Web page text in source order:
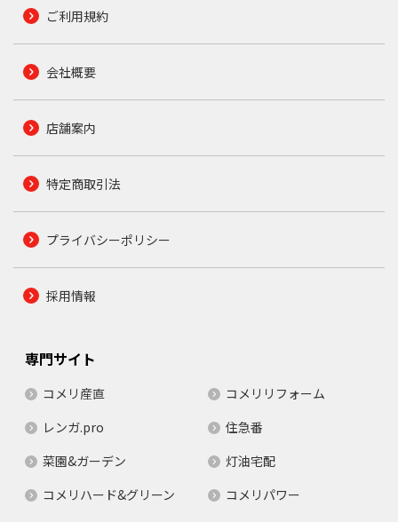
ご利用規約
会社概要
店舗案内
特定商取引法
プライバシーポリシー
採用情報
専門サイト
コメリ産直
コメリリフォーム
レンガ.pro
住急番
菜園&ガーデン
灯油宅配
コメリハード&グリーン
コメリパワー